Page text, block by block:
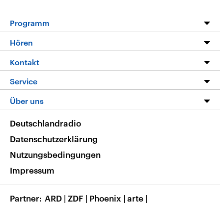
Programm
Die Nachrichten
Nachrichtenleicht
Neue Beiträge auf dlf.de
Hören
Livestream
Podcasts
Deutschlandfunk App
Nachrichten App
Frequenzen
Kontakt
Hörerservice
Service
FAQ
Veranstaltungen
Musikliste
RSS
Über uns
Barrierefreiheit
Deutschlandradio
Datenschutzerklärung
Nutzungsbedingungen
Impressum
Partner ARD | ZDF | Phoenix | arte |